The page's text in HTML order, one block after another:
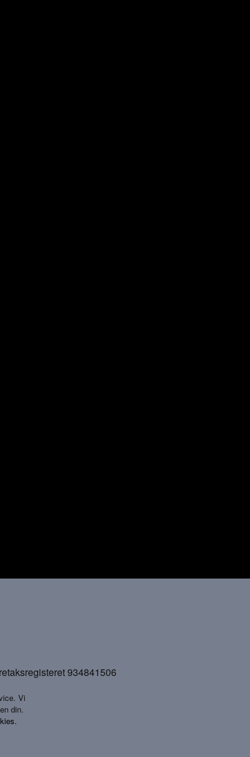
934841506
Vi
din.